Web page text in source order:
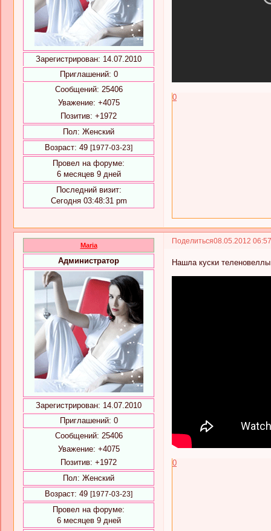
Зарегистрирован: 14.07.2010
Приглашений: 0
Сообщений: 25406
Уважение: +4075
Позитив: +1972
Пол: Женский
Возраст: 49 [1977-03-23]
Провел на форуме:
6 месяцев 9 дней
Последний визит:
Сегодня 03:48:31 pm
0
Поделиться08.05.2012
Maria
Администратор
Зарегистрирован: 14.07.2010
Приглашений: 0
Сообщений: 25406
Уважение: +4075
Позитив: +1972
Пол: Женский
Возраст: 49 [1977-03-23]
Провел на форуме:
6 месяцев 9 дней
Нашла куски
0